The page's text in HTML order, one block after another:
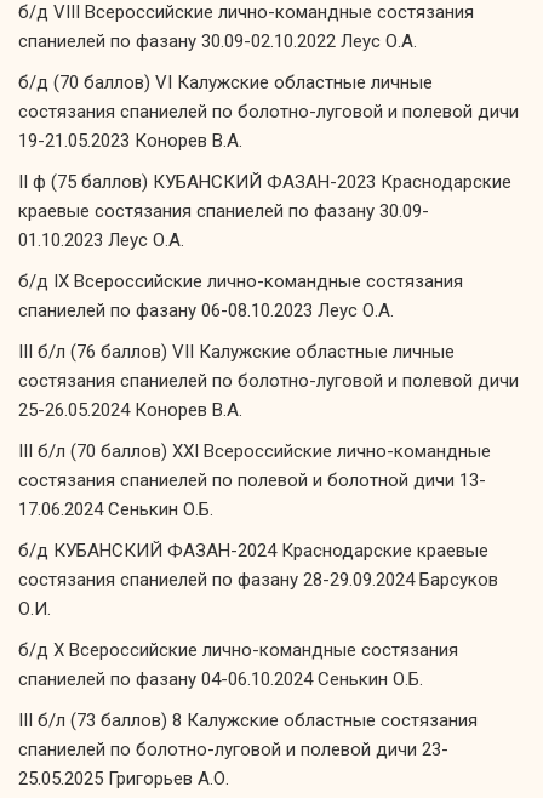
б/д VIII Всероссийские лично-командные состязания
спаниелей по фазану 30.09-02.10.2022 Леус О.А.
б/д (70 баллов) VI Калужские областные личные
состязания спаниелей по болотно-луговой и полевой дичи
19-21.05.2023 Конорев В.А.
II ф (75 баллов) КУБАНСКИЙ ФАЗАН-2023 Краснодарские
краевые состязания спаниелей по фазану 30.09-
01.10.2023 Леус О.А.
б/д IX Всероссийские лично-командные состязания
спаниелей по фазану 06-08.10.2023 Леус О.А.
III б/л (76 баллов) VII Калужские областные личные
состязания спаниелей по болотно-луговой и полевой дичи
25-26.05.2024 Конорев В.А.
III б/л (70 баллов) XXI Всероссийские лично-командные
состязания спаниелей по полевой и болотной дичи 13-
17.06.2024 Сенькин О.Б.
б/д КУБАНСКИЙ ФАЗАН-2024 Краснодарские краевые
состязания спаниелей по фазану 28-29.09.2024 Барсуков
О.И.
б/д X Всероссийские лично-командные состязания
спаниелей по фазану 04-06.10.2024 Сенькин О.Б.
III б/л (73 баллов) 8 Калужские областные состязания
спаниелей по болотно-луговой и полевой дичи 23-
25.05.2025 Григорьев А.О.